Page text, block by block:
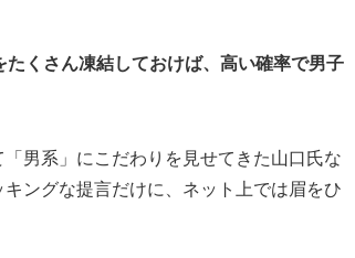
くさん凍結しておけば、高い確率で男子
男系」にこだわりを見せてきた山口氏な
ングな提言だけに、ネット上では眉をひ